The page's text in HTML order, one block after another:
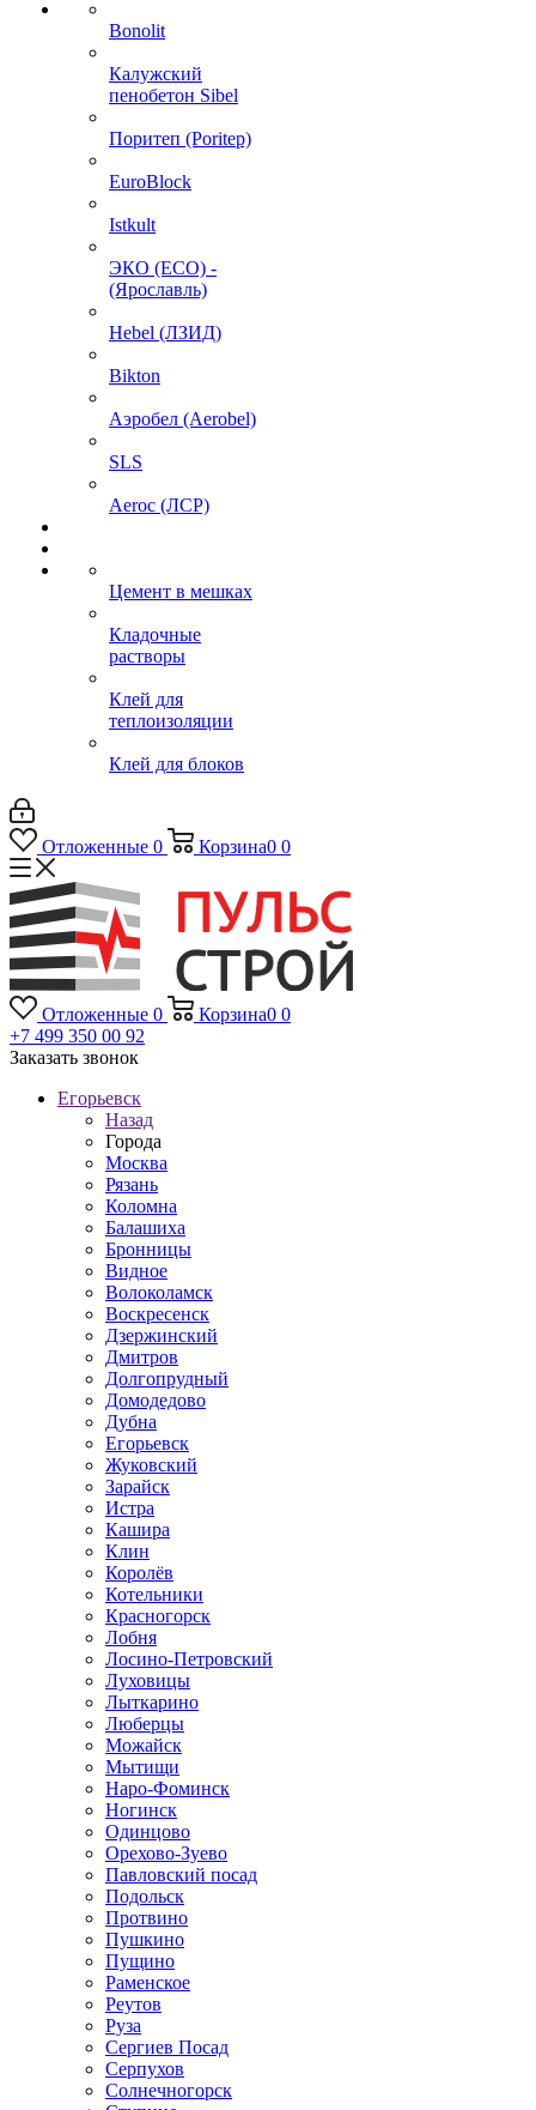
Bonolit
Калужский
пенобетон Sibel
Поритеп (Poritep)
EuroBlock
Istkult
ЭКО (ECO) -
(Ярославль)
Hebel (ЛЗИД)
Bikton
Аэробел (Aerobel)
SLS
Aeroc (ЛСР)
Цемент в мешках
Кладочные
растворы
Клей для
теплоизоляции
Клей для блоков
Отложенные 0 Корзина0 0
Отложенные 0 Корзина0 0
+7 499 350 00 92
Заказать звонок
Егорьевск
Назад
Города
Москва
Рязань
Коломна
Балашиха
Бронницы
Видное
Волоколамск
Воскресенск
Дзержинский
Дмитров
Долгопрудный
Домодедово
Дубна
Егорьевск
Жуковский
Зарайск
Истра
Кашира
Клин
Королёв
Котельники
Красногорск
Лобня
Лосино-Петровский
Луховицы
Лыткарино
Люберцы
Можайск
Мытищи
Наро-Фоминск
Ногинск
Одинцово
Орехово-Зуево
Павловский посад
Подольск
Протвино
Пушкино
Пущино
Раменское
Реутов
Руза
Сергиев Посад
Серпухов
Солнечногорск